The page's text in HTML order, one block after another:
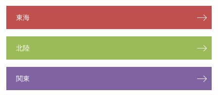
東海
北陸
関東